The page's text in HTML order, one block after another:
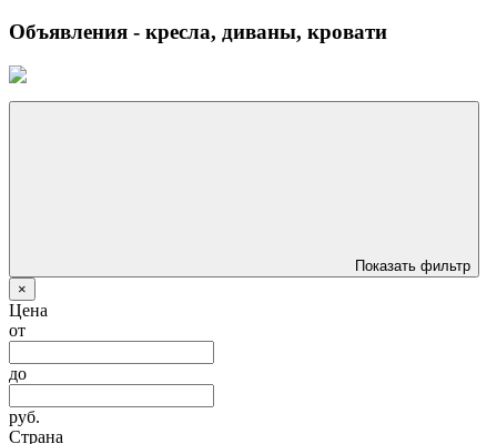
Объявления - кресла, диваны, кровати
Показать фильтр
×
Цена
от
до
руб.
Страна